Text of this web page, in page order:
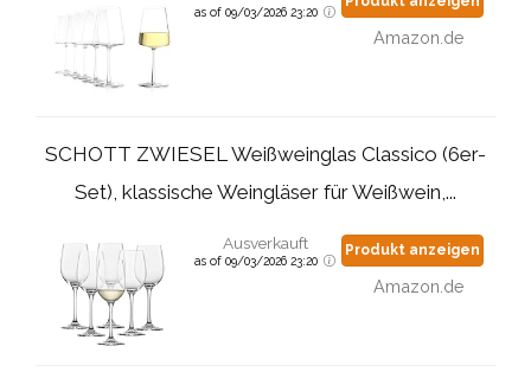
as of 09/03/2026 23:20
Amazon.de
SCHOTT ZWIESEL Weißweinglas Classico (6er-
Set), klassische Weingläser für Weißwein,...
Ausverkauft
as of 09/03/2026 23:20
Produkt anzeigen
Amazon.de